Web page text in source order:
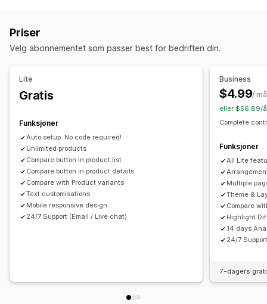
Visningsalternativer
Oversettelse
Mobilresponsiv
Priser
Velg abonnementet som passer best for bedriften din.
Lite
Gratis
Funksjoner
Auto setup. No code required!
Unlimited products
Compare button in product list
Compare button in product details
Compare with Product variants
Text customisations
Mobile responsive design
24/7 Support (Email / Live chat)
Business
$4.99/
eller $56.89/
Complete
Funksjoner
All Lite
Multiple
Theme &
Compare
Highlight
14 days
24/7
7-dagers